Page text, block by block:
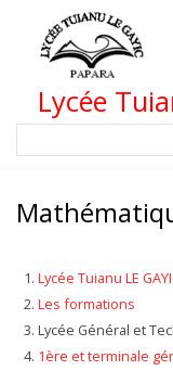
contenu
principalLycée
Lycée Tuianu LE
Les formations
Lycée Général et
1ère et terminale